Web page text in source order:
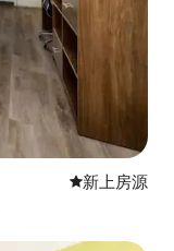
新房源
新上房源